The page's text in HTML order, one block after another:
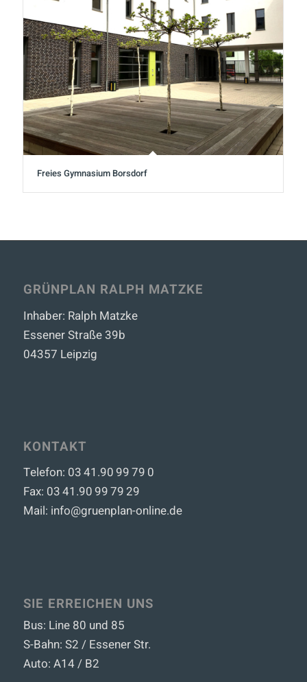
Freies Gymnasium Borsdorf
GRÜNPLAN RALPH MATZKE
Inhaber: Ralph Matzke
Essener Straße 39b
04357 Leipzig
KONTAKT
Telefon: 03 41.90 99 79 0
Fax: 03 41.90 99 79 29
Mail: info@gruenplan-online.de
SIE ERREICHEN UNS
Bus: Line 80 und 85
S-Bahn: S2 / Essener Str.
Auto: A14 / B2